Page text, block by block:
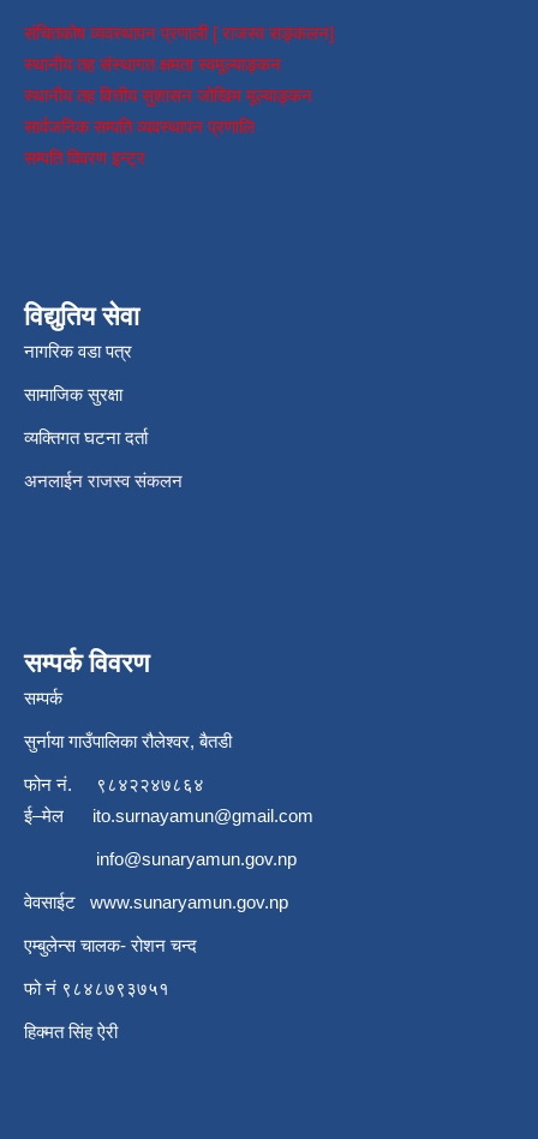
संचितकोष व्यवस्थापन प्रणाली [ राजस्व सङ्कलन]
स्थानीय तह संस्थागत क्षमता स्वमूल्याङ्कन
स्थानीय तह वित्तीय सुशासन जोखिम मूल्याङ्कन
सार्वजनिक सम्पति व्यवस्थापन प्रणालि
सम्पति विवरण इन्ट्र
विद्युतिय सेवा
नागरिक वडा पत्र
सामाजिक सुरक्षा
व्यक्तिगत घटना दर्ता
अनलाईन राजस्व संकलन
सम्पर्क विवरण
सम्पर्क
सुर्नाया गाउँपालिका रौलेश्वर, बैतडी
फोन नं.
९८४२२४७८६४
ई–मेल ito.surnayamun@gmail.com
info@sunaryamun.gov.np
वेवसाईट www.sunaryamun.gov.np
एम्बुलेन्स चालक- रोशन चन्द
फो नं ९८४८७९३७५१
हिक्मत सिंह ऐरी